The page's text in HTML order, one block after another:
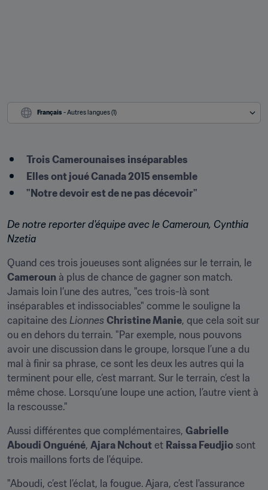
Français - Autres langues (1)
Trois Camerounaises inséparables
Elles ont joué Canada 2015 ensemble
"Notre devoir est de ne pas décevoir"
De notre reporter d'équipe avec le Cameroun, Cynthia
Nzetia
Cameroun à plus de chance de gagner son match.
Jamais loin l’une des autres, "ces trois-là sont
inséparables et indissociables" comme le souligne la
capitaine des Lionnes Christine Manie, que cela soit sur
ou en dehors du terrain. "Par exemple, nous pouvons
avoir une discussion dans le groupe, lorsque l’une a du
mal à finir sa phrase, ce sont les deux les autres qui la
terminent pour elle, c’est marrant. Sur le terrain, c’est la
même chose. Lorsqu’une loupe une action, l’autre vient à
la rescousse."
Aussi différentes que complémentaires, Gabrielle
Aboudi Onguéné, Ajara Nchout et Raissa Feudjio sont
trois maillons forts de l'équipe.
"Aboudi, c’est l’éclat, la fougue. Ajara, c’est l'assurance